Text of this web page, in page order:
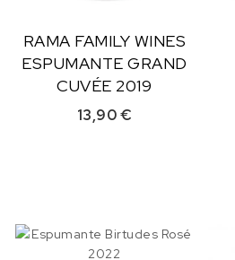
RAMA FAMILY WINES
ESPUMANTE GRAND
CUVÉE 2019
13,90€